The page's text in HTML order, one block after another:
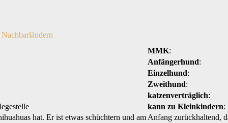
MMK:
Anfängerhund:
Einzelhund:
Zweithund:
katzenverträglich:
kann zu Kleinkindern:
hat. Er ist etwas schüchtern und am Anfang zurückhaltend,